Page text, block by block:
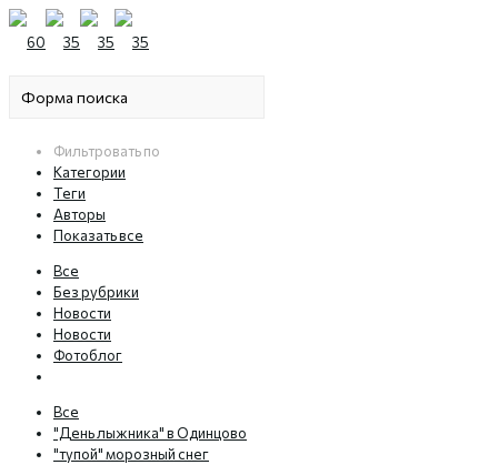
Фильтровать по
Категории
Теги
Авторы
Показать все
Все
Без рубрики
Новости
Новости
Фотоблог
Все
"День лыжника" в Одинцово
"тупой" морозный снег